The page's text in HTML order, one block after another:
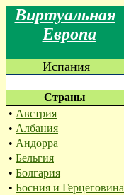
Виртуальная
Европа
Испания
Страны
• Австрия
• Албания
• Андорра
• Бельгия
• Болгария
• Босния и Герцеговина